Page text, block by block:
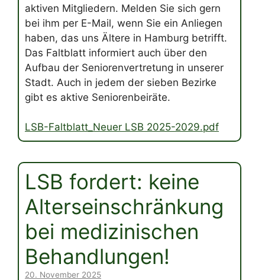
aktiven Mitgliedern. Melden Sie sich gern
bei ihm per E-Mail, wenn Sie ein Anliegen
haben, das uns Ältere in Hamburg betrifft.
Das Faltblatt informiert auch über den
Aufbau der Seniorenvertretung in unserer
Stadt. Auch in jedem der sieben Bezirke
gibt es aktive Seniorenbeiräte.
LSB-Faltblatt_Neuer LSB 2025-2029.pdf
LSB fordert: keine
Alterseinschränkung
bei medizinischen
Behandlungen!
20. November 2025